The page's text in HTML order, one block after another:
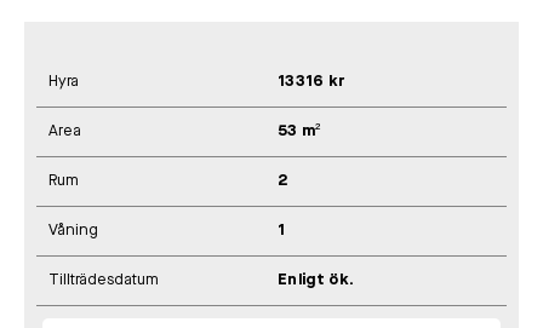
Hyra 13316 kr
Area 53 m²
Rum 2
Våning 1
Tillträdesdatum Enligt ök.